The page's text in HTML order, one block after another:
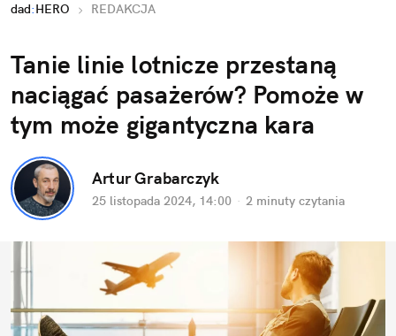
Rozrywka
dad:HERO REDAKCJA
Tanie linie lotnicze przestaną
naciągać pasażerów? Pomoże w
tym może gigantyczna kara
Artur Grabarczyk
25 listopada 2024, 14:00 · 2 minuty czytania